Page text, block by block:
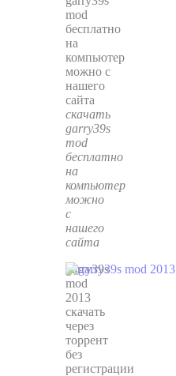
скачать
garry39s
mod
бесплатно
на
компьютер
можно
с
нашего
сайта
garry39s
mod
2013
cкачать
через
торрент
без
регистрации